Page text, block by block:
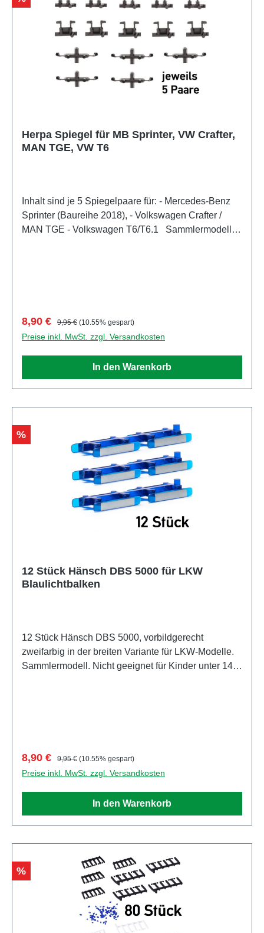
Herpa Spiegel für MB Sprinter, VW Crafter,
MAN TGE, VW T6
Inhalt sind je 5 Spiegelpaare für: - Mercedes-Benz
Sprinter (Baureihe 2018), - Volkswagen Crafter /
MAN TGE - Volkswagen T6/T6.1 Sammlermodell.
Verkaufspreis:
8,90 € Regulärer Preis:
9,95 € (10.55% gespart)
Preise inkl. MwSt. zzgl. Versandkosten
In den Warenkorb
Rabatt
%
12 Stück Hänsch DBS 5000 für LKW
Blaulichtbalken
12 Stück Hänsch DBS 5000, vorbildgerecht
zweifarbig in der breiten Variante für LKW-Modelle.
Sammlermodell. Nicht geeignet für Kinder unter 14
Verkaufspreis:
8,90 € Regulärer Preis:
9,95 € (10.55% gespart)
Preise inkl. MwSt. zzgl. Versandkosten
In den Warenkorb
Rabatt
%